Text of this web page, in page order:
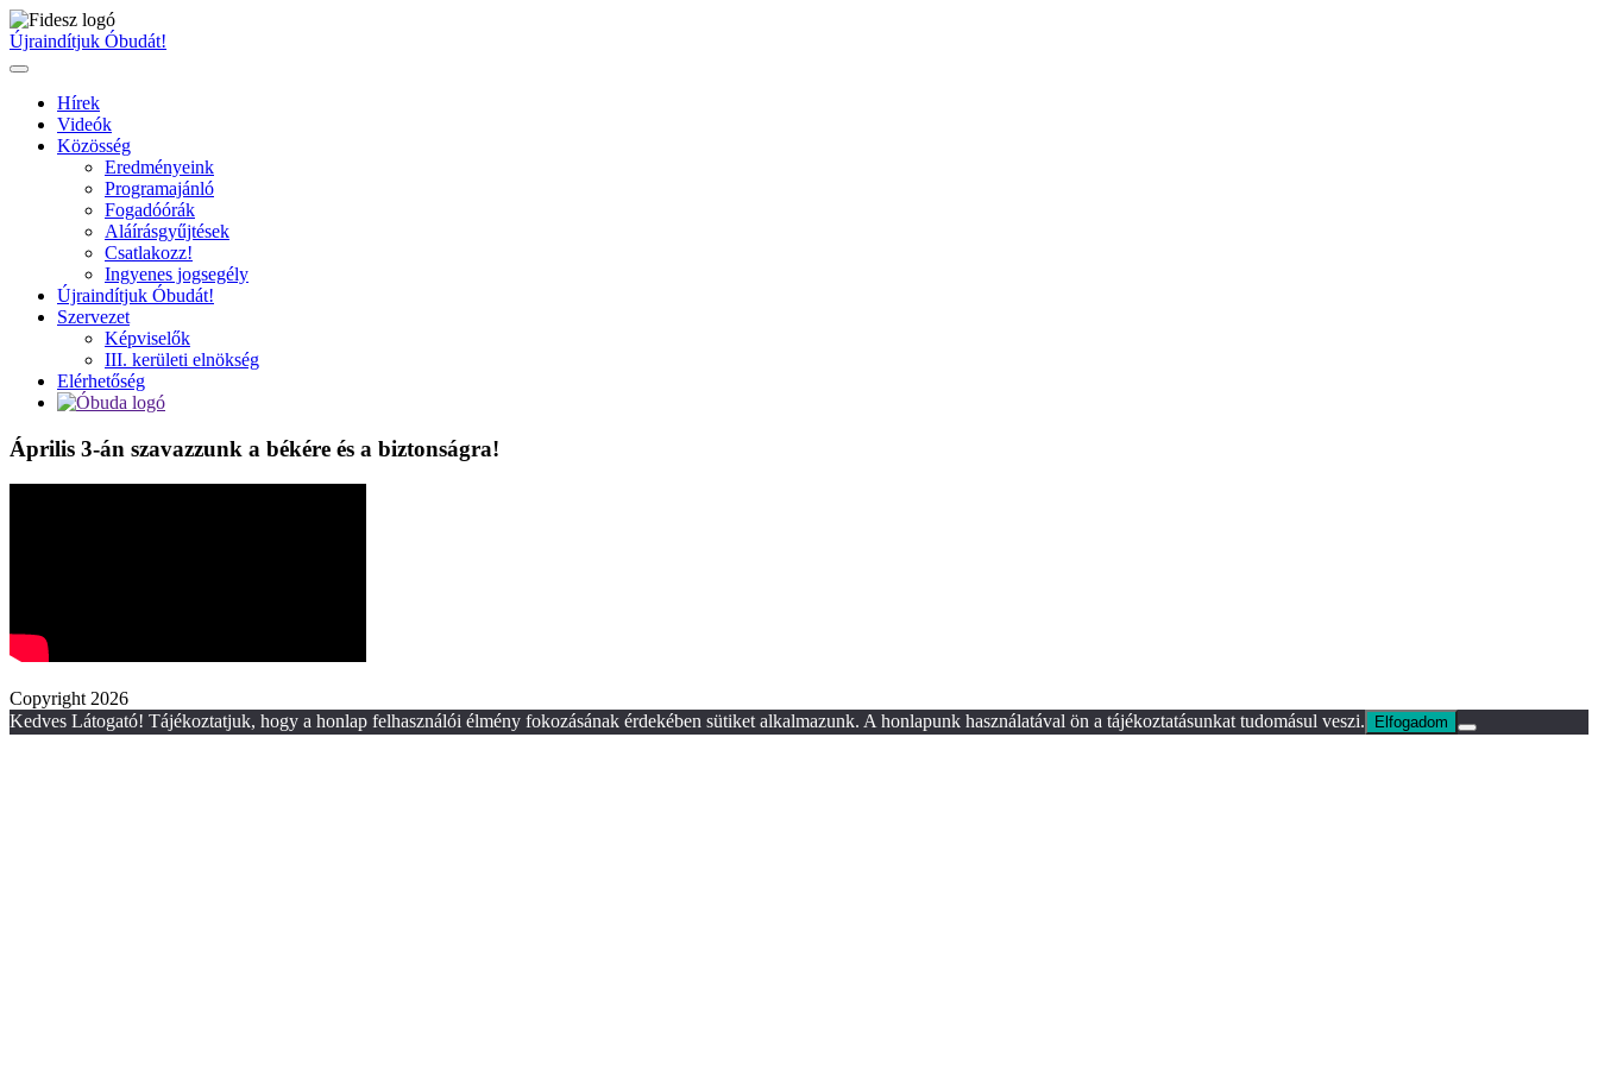
Ugrás
a
tartalomhoz
Újraindítjuk Óbudát!
Hírek
Videók
Közösség
Eredményeink
Programajánló
Fogadóórák
Aláírásgyűjtések
Csatlakozz!
Ingyenes jogsegély
Újraindítjuk Óbudát!
Szervezet
Képviselők
III. kerületi elnökség
Elérhetőség
Április 3-án szavazzunk a békére és a biztonságra!
Copyright 2026
Kedves Látogató! Tájékoztatjuk, hogy a honlap felhasználói élmény fokozásának érdekében sütiket alkalmazunk. A honlapunk használatával ön a tájékoztatásunkat tudomásul veszi.
Elfogadom